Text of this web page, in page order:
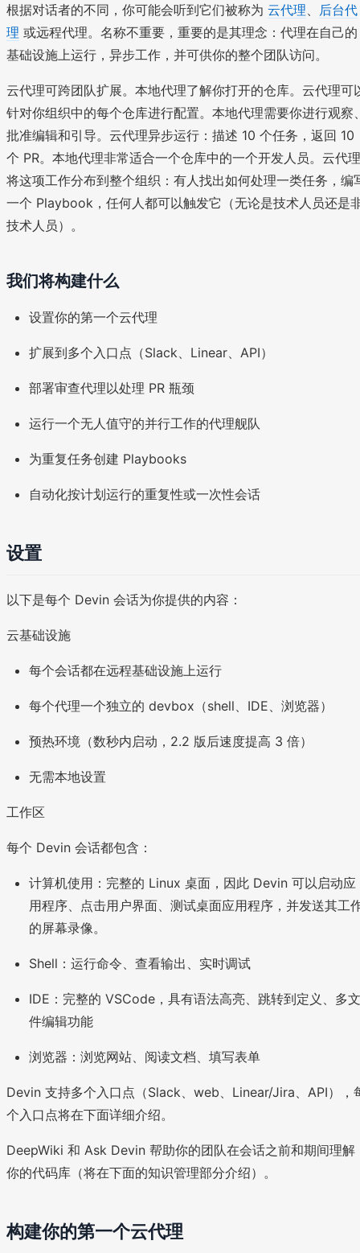
根据对话者的不同，你可能会听到它们被称为 云代理、 后台代
理 或远程代理。名称不重要，重要的是其理念：代理在自己的
基础设施上运行，异步工作，并可供你的整个团队访问。
云代理可跨团队扩展。本地代理了解你打开的仓库。云代理可
针对你组织中的每个仓库进行配置。本地代理需要你进行观察
批准编辑和引导。云代理异步运行：描述 10 个任务，返回 10
个 PR。本地代理非常适合一个仓库中的一个开发人员。云代理
将这项工作分布到整个组织：有人找出如何处理一类任务，编
一个 Playbook，任何人都可以触发它（无论是技术人员还是
技术人员）。
我们将构建什么
设置你的第一个云代理
扩展到多个入口点（Slack、Linear、API）
部署审查代理以处理 PR 瓶颈
运行一个无人值守的并行工作的代理舰队
为重复任务创建 Playbooks
自动化按计划运行的重复性或一次性会话
设置
以下是每个 Devin 会话为你提供的内容：
云基础设施
每个会话都在远程基础设施上运行
每个代理一个独立的 devbox（shell、IDE、浏览器）
预热环境（数秒内启动，2.2 版后速度提高 3 倍）
无需本地设置
工作区
每个 Devin 会话都包含：
计算机使用：完整的 Linux 桌面，因此 Devin 可以启动应
用程序、点击用户界面、测试桌面应用程序，并发送其工
的屏幕录像。
Shell：运行命令、查看输出、实时调试
IDE：完整的 VSCode，具有语法高亮、跳转到定义、多文
件编辑功能
浏览器：浏览网站、阅读文档、填写表单
Devin 支持多个入口点（Slack、web、Linear/Jira、API），
个入口点将在下面详细介绍。
DeepWiki 和 Ask Devin 帮助你的团队在会话之前和期间理解
你的代码库（将在下面的知识管理部分介绍）。
构建你的第一个云代理